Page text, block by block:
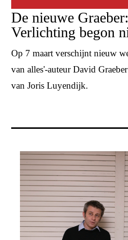
De nieuwe
Verlichting begon
Op 7 maart verschijnt nieuw
van alles'-auteur David
van Joris Luyendijk.